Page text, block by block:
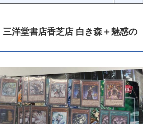
三洋堂書店香芝店 白き森＋魅惑の